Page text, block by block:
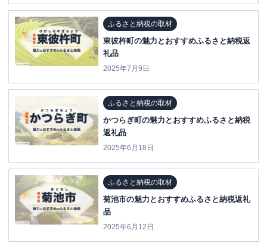
ふるさと納税の取材
東彼杵町の魅力とおすすめふるさと納税返
礼品
2025年7月9日
ふるさと納税の取材
かつらぎ町の魅力とおすすめふるさと納税
返礼品
2025年6月18日
ふるさと納税の取材
菊池市の魅力とおすすめふるさと納税返礼
品
2025年6月12日